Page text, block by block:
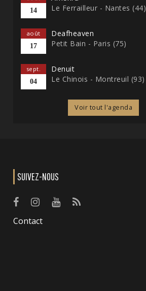
14
Le Ferrailleur - Nantes (44)
août
17
Deafheaven
Petit Bain - Paris (75)
sept.
04
Denuit
Le Chinois - Montreuil (93)
Voir tout l'agenda
SUIVEZ-NOUS
Contact